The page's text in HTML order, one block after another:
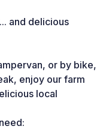
and delicious
or by bike,
enjoy our farm
local